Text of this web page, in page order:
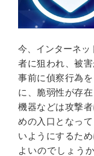
今、インターネッ
者に狙われ、被
事前に偵察行為
に、脆弱性が存
機器などは攻撃
めの入口となっ
いようにするた
よいのでしょう